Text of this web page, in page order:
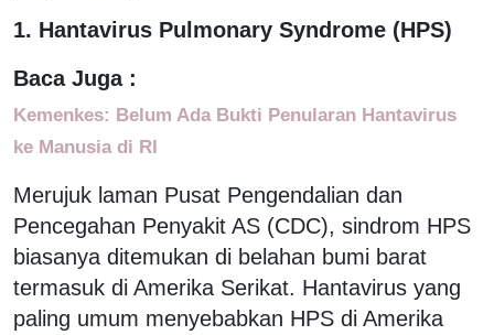
1. Hantavirus Pulmonary Syndrome (HPS)
Baca Juga :
Kemenkes: Belum Ada Bukti Penularan Hantavirus
ke Manusia di RI
Merujuk laman Pusat Pengendalian dan
Pencegahan Penyakit AS (CDC), sindrom HPS
biasanya ditemukan di belahan bumi barat
termasuk di Amerika Serikat. Hantavirus yang
paling umum menyebabkan HPS di Amerika